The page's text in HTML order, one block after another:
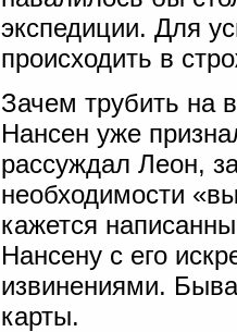
экспедиции. Для
происходить в
Зачем трубить на
Нансен уже
рассуждал Леон,
необходимости
кажется
Нансену с его
извинениями.
карты.